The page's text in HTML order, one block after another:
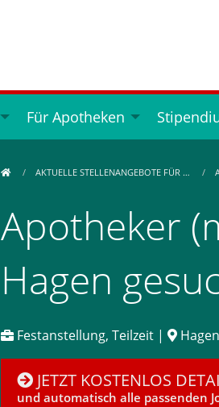
Für Apotheken
AKTUELLE STELLENANGEBOTE FÜR …
Apotheker
Hagen
Festanstellung, Teilzeit |
JETZT KOSTENLOS
und automatisch alle passenden